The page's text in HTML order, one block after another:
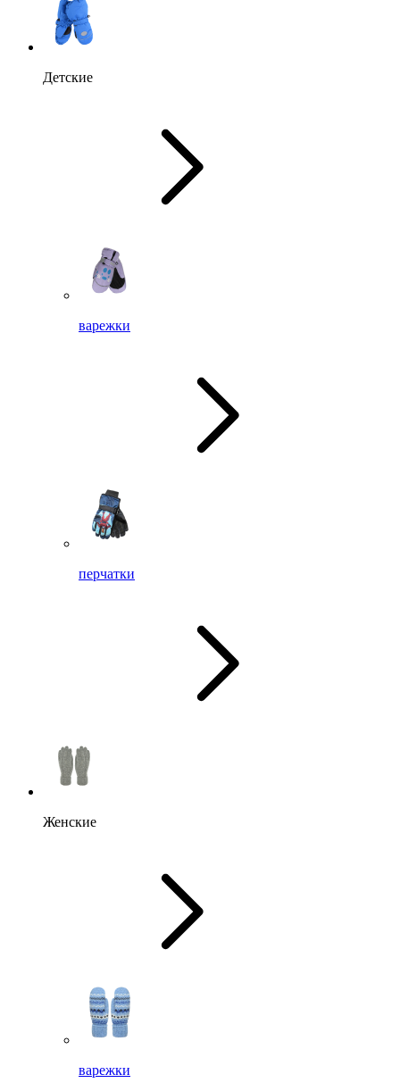
Детские
варежки
перчатки
Женские
варежки